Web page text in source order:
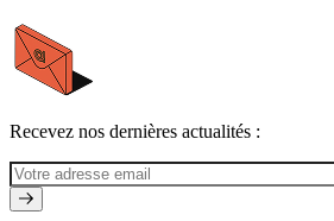
Recevez nos dernières actualités :